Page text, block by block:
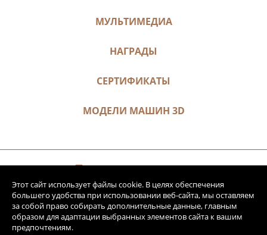
МУЛЬТИМЕДИА
НАГРАДЫ
СЕРТИФИКАТЫ
МОДЕЛИ МАШИН 3D
Этот сайт использует файлы cookie. В целях обеспечения
большего удобства при использовании веб-сайта, мы оставляем
за собой право собирать дополнительные данные, главным
образом для адаптации выбранных элементов сайта к вашим
предпочтениям.